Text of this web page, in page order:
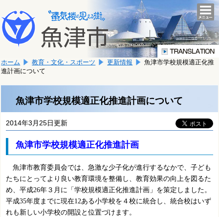
文
へ
移
ま
す。
こ
か
文
で
す。
ホーム 教育・文化・スポーツ 更新情報
魚津市学校規模適正化推
進計画について
魚津市学校規模適正化推進計画について
2014年3月25日更新
魚津市学校規模適正化推進計画
魚津市教育委員会では、急激な少子化が進行するなかで、子ども
たちにとってより良い教育環境を整備し、教育効果の向上を図るた
め、平成26年 ３月 に「学校規模適正化推進計画」を策定しました。
平成35年度までに現在12ある小学校を４校に統合し、統合校はいず
れも新しい小学校の開設と位置づけます。